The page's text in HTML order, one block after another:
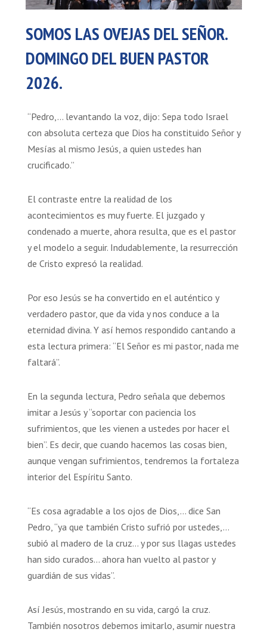
SOMOS LAS OVEJAS DEL SEÑOR.
DOMINGO DEL BUEN PASTOR
2026.
“Pedro,… levantando la voz, dijo: Sepa todo Israel
con absoluta certeza que Dios ha constituido Señor y
Mesías al mismo Jesús, a quien ustedes han
crucificado.”
El contraste entre la realidad de los
acontecimientos es muy fuerte. El juzgado y
condenado a muerte, ahora resulta, que es el pastor
y el modelo a seguir. Indudablemente, la resurrección
de Cristo expresó la realidad.
Por eso Jesús se ha convertido en el auténtico y
verdadero pastor, que da vida y nos conduce a la
eternidad divina. Y así hemos respondido cantando a
esta lectura primera: “El Señor es mi pastor, nada me
faltará”.
En la segunda lectura, Pedro señala que debemos
imitar a Jesús y “soportar con paciencia los
sufrimientos, que les vienen a ustedes por hacer el
bien”. Es decir, que cuando hacemos las cosas bien,
aunque vengan sufrimientos, tendremos la fortaleza
interior del Espíritu Santo.
“Es cosa agradable a los ojos de Dios,… dice San
Pedro, “ya que también Cristo sufrió por ustedes,…
subió al madero de la cruz… y por sus llagas ustedes
han sido curados… ahora han vuelto al pastor y
guardián de sus vidas”.
Así Jesús, mostrando en su vida, cargó la cruz.
También nosotros debemos imitarlo, asumir nuestra